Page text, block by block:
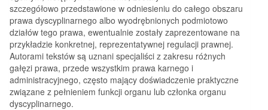
szczegółowo przedstawione w odniesieniu do całego obszaru
prawa dyscyplinarnego albo wyodrębnionych podmiotowo
działów tego prawa, ewentualnie zostały zaprezentowane na
przykładzie konkretnej, reprezentatywnej regulacji prawnej.
Autorami tekstów są uznani specjaliści z zakresu różnych
gałęzi prawa, przede wszystkim prawa karnego i
administracyjnego, często mający doświadczenie praktyczne
związane z pełnieniem funkcji organu lub członka organu
dyscyplinarnego.